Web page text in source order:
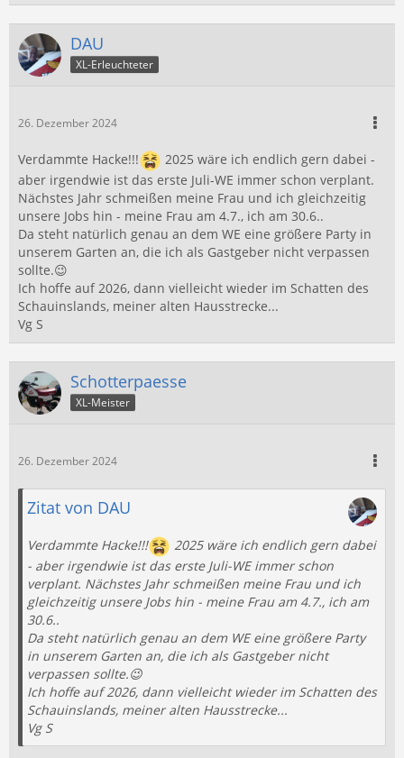
DAU
XL-Erleuchteter
26. Dezember 2024
Verdammte Hacke!!!
2025 wäre ich endlich gern dabei -
aber irgendwie ist das erste Juli-WE immer schon verplant.
Nächstes Jahr schmeißen meine Frau und ich gleichzeitig
unsere Jobs hin - meine Frau am 4.7., ich am 30.6..
Da steht natürlich genau an dem WE eine größere Party in
unserem Garten an, die ich als Gastgeber nicht verpassen
sollte.😉
Ich hoffe auf 2026, dann vielleicht wieder im Schatten des
Schauinslands, meiner alten Hausstrecke...
Vg S
Schotterpaesse
XL-Meister
26. Dezember 2024
Zitat von DAU
Verdammte Hacke!!!
2025 wäre ich endlich gern dabei
- aber irgendwie ist das erste Juli-WE immer schon
verplant. Nächstes Jahr schmeißen meine Frau und ich
gleichzeitig unsere Jobs hin - meine Frau am 4.7., ich am
30.6..
Da steht natürlich genau an dem WE eine größere Party
in unserem Garten an, die ich als Gastgeber nicht
verpassen sollte.😉
Ich hoffe auf 2026, dann vielleicht wieder im Schatten des
Schauinslands, meiner alten Hausstrecke...
Vg S